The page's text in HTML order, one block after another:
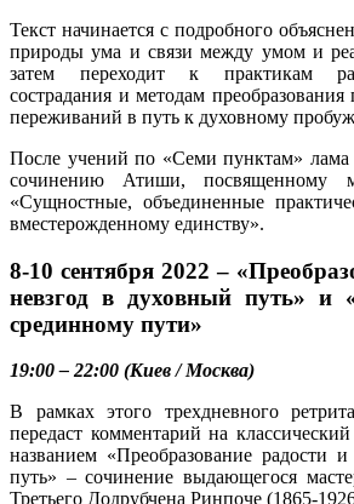
Текст начинается с подробного
природы ума и связи между умом и
затем переходит к практикам
сострадания и методам
переживаний в путь к духовному
После учений по «Семи пунктам»
сочинению Атиши, посвященному
«Сущностные, объединенные
вместерожденному единству».
8-10 сентября 2022 –
невзгод в духовный путь» и
срединному пути»
19:00 – 22:00 (Киев / Москва)
В рамках этого трехдневного
передаст комментарий на
названием «Преобразование радости
путь» – сочинение выдающегося
Третьего Додрубчена Ринпоче (1865-